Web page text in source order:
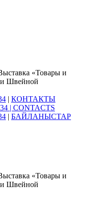
«Товары и
и Швейной
| КОНТАКТЫ
| CONTACTS
| БАЙЛАНЫСТАР
«Товары и
и Швейной